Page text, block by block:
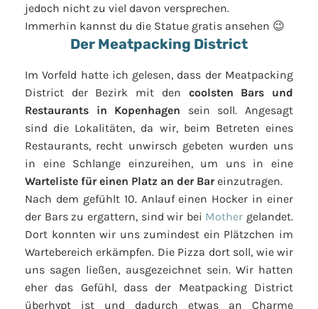
jedoch nicht zu viel davon versprechen.
Immerhin kannst du die Statue gratis ansehen 😉
Der Meatpacking District
Im Vorfeld hatte ich gelesen, dass der Meatpacking
District der Bezirk mit den coolsten Bars und
Restaurants in Kopenhagen sein soll. Angesagt
sind die Lokalitäten, da wir, beim Betreten eines
Restaurants, recht unwirsch gebeten wurden uns
in eine Schlange einzureihen, um uns in eine
Warteliste für einen Platz an der Bareinzutragen.
Nach dem gefühlt 10. Anlauf einen Hocker in einer
der Bars zu ergattern, sind wir bei Mother gelandet.
Dort konnten wir uns zumindest ein Plätzchen im
Wartebereich erkämpfen. Die Pizza dort soll, wie wir
uns sagen ließen, ausgezeichnet sein. Wir hatten
eher das Gefühl, dass der Meatpacking District
überhypt ist und dadurch etwas an Charme